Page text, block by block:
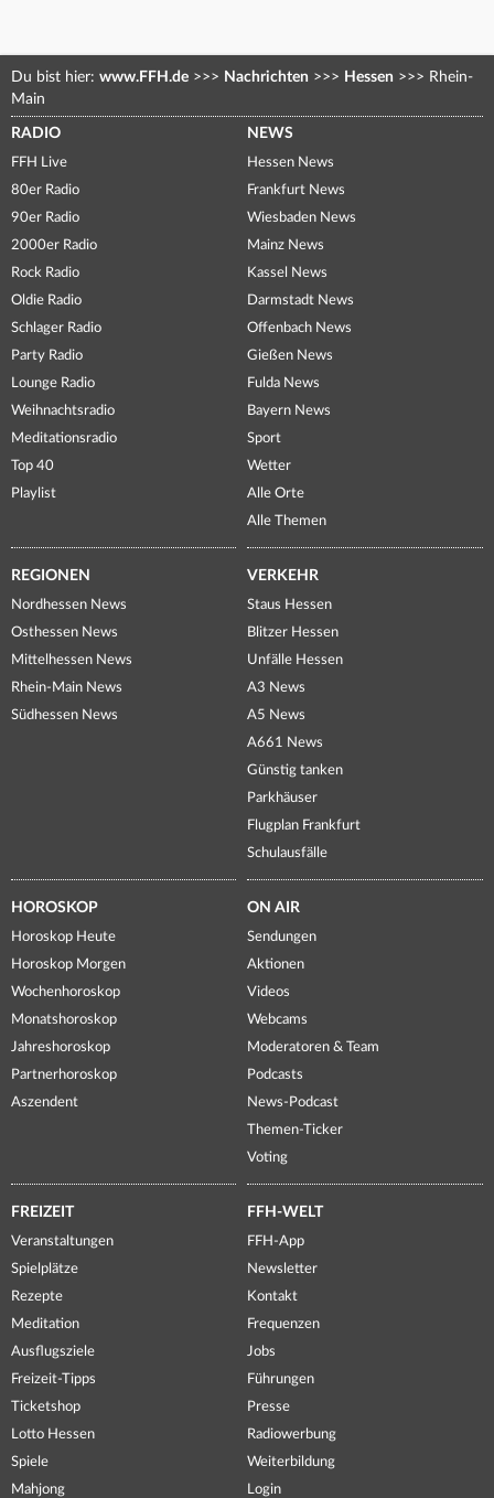
Du bist hier: www.FFH.de >>> Nachrichten >>> Hessen >>> Rhein-
Main
RADIO
FFH Live
80er Radio
90er Radio
2000er Radio
Rock Radio
Oldie Radio
Schlager Radio
Party Radio
Lounge Radio
Weihnachtsradio
Meditationsradio
Top 40
Playlist
NEWS
Hessen News
Frankfurt News
Wiesbaden News
Mainz News
Kassel News
Darmstadt News
Offenbach News
Gießen News
Fulda News
Bayern News
Sport
Wetter
Alle Orte
Alle Themen
REGIONEN
Nordhessen News
Osthessen News
Mittelhessen News
Rhein-Main News
Südhessen News
VERKEHR
Staus Hessen
Blitzer Hessen
Unfälle Hessen
A3 News
A5 News
A661 News
Günstig tanken
Parkhäuser
Flugplan Frankfurt
Schulausfälle
HOROSKOP
Horoskop Heute
Horoskop Morgen
Wochenhoroskop
Monatshoroskop
Jahreshoroskop
Partnerhoroskop
Aszendent
ON AIR
Sendungen
Aktionen
Videos
Webcams
Moderatoren & Team
Podcasts
News-Podcast
Themen-Ticker
Voting
FREIZEIT
Veranstaltungen
Spielplätze
Rezepte
Meditation
Ausflugsziele
Freizeit-Tipps
Ticketshop
Lotto Hessen
Spiele
Mahjong
FFH-WELT
FFH-App
Newsletter
Kontakt
Frequenzen
Jobs
Führungen
Presse
Radiowerbung
Weiterbildung
Login